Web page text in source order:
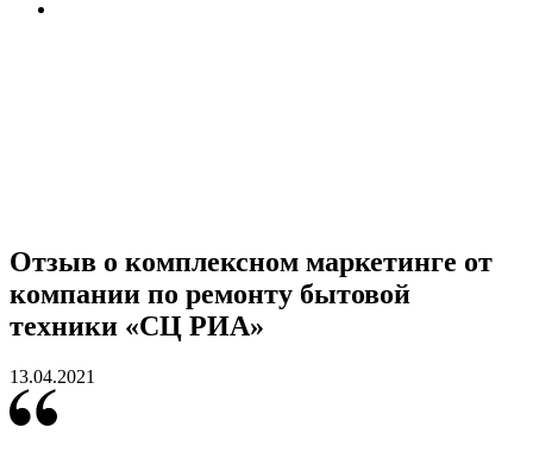
Отзыв о комплексном маркетинге от
компании по ремонту бытовой
техники «СЦ РИА»
13.04.2021